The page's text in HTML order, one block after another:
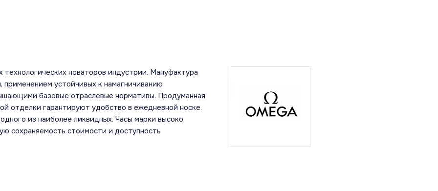
новаторов индустрии. Мануфактура
устойчивых к намагничиванию
базовые отраслевые нормативы. Продуманная
отделки гарантируют удобство в ежедневной носке.
из наиболее ликвидных. Часы марки высоко
сохраняемость стоимости и доступность